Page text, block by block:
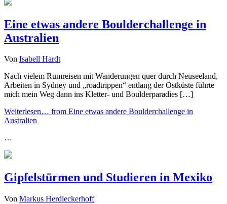
Eine etwas andere Boulderchallenge in
Australien
Von Isabell Hardt
Nach vielem Rumreisen mit Wanderungen quer durch Neuseeland,
Arbeiten in Sydney und „roadtrippen“ entlang der Ostküste führte
mich mein Weg dann ins Kletter- und Boulderparadies […]
Weiterlesen… from Eine etwas andere Boulderchallenge in
Australien
…
Gipfelstürmen und Studieren in Mexiko
Von Markus Herdieckerhoff